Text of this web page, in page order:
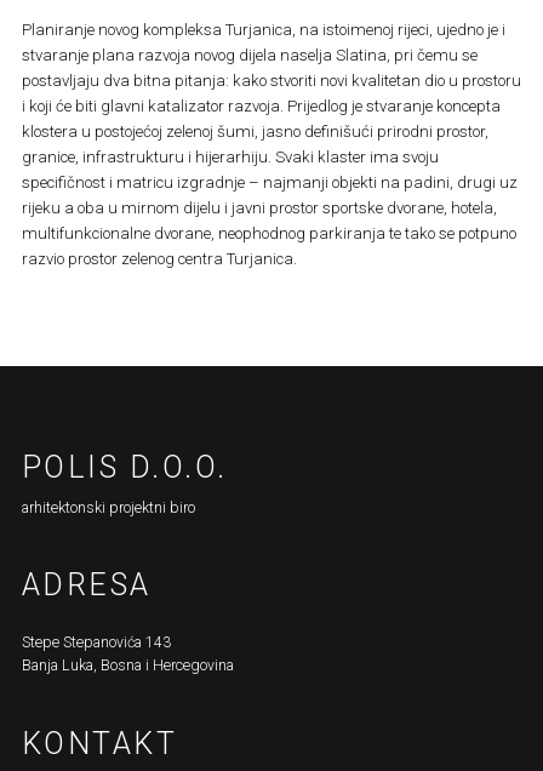
Planiranje novog kompleksa Turjanica, na istoimenoj rijeci, ujedno je i
stvaranje plana razvoja novog dijela naselja Slatina, pri čemu se
postavljaju dva bitna pitanja: kako stvoriti novi kvalitetan dio u prostoru
i koji će biti glavni katalizator razvoja. Prijedlog je stvaranje koncepta
klostera u postojećoj zelenoj šumi, jasno definišući prirodni prostor,
granice, infrastrukturu i hijerarhiju. Svaki klaster ima svoju
specifičnost i matricu izgradnje – najmanji objekti na padini, drugi uz
rijeku a oba u mirnom dijelu i javni prostor sportske dvorane, hotela,
multifunkcionalne dvorane, neophodnog parkiranja te tako se potpuno
razvio prostor zelenog centra Turjanica.
POLIS D.O.O.
arhitektonski projektni biro
ADRESA
Stepe Stepanovića 143
Banja Luka, Bosna i Hercegovina
KONTAKT